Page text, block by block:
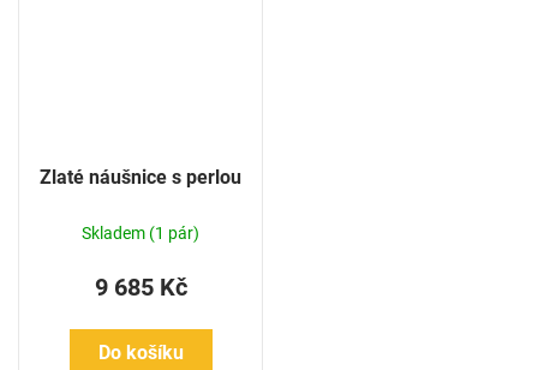
Zlaté náušnice s perlou
Skladem (1 pár)
9 685 Kč
Do košíku